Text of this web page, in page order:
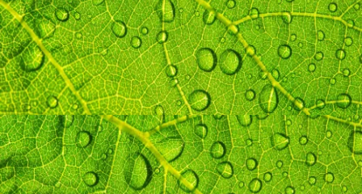
Warning: fopen(iel/000galeria.we/licznik.txt): failed to open
stream: No such file or directory in
/home/epanfu.pl/public_html/index.phpon line3058
Warning: flock() expects parameter 1 to be resource, bool
given in/home/epanfu.pl/public_html/index.phpon line
3058
Warning: fwrite() expects parameter 1 to be resource, bool
given in/home/epanfu.pl/public_html/index.phpon line
3058